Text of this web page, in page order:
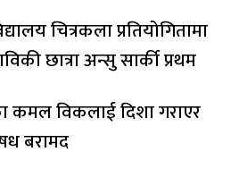
चित्रकला प्रतियोगितामा
छात्रा अन्सु सार्की प्रथम
कमल विकलाई दिशा गराएर
बरामद